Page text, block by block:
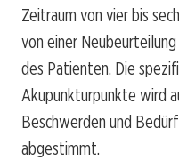
Zeitraum von vier bis
von einer
des Patienten. Die
Akupunkturpunkte wird
Beschwerden und
abgestimmt.